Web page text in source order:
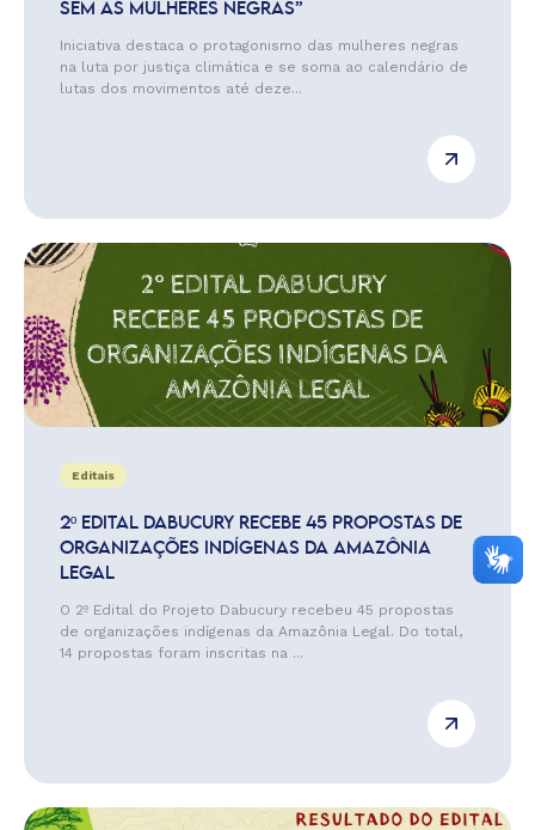
SEM AS MULHERES NEGRAS”
Iniciativa destaca o protagonismo das mulheres negras
na luta por justiça climática e se soma ao calendário de
lutas dos movimentos até deze...
Editais
2º EDITAL DABUCURY RECEBE 45 PROPOSTAS DE
ORGANIZAÇÕES INDÍGENAS DA AMAZÔNIA
LEGAL
O 2º Edital do Projeto Dabucury recebeu 45 propostas
de organizações indígenas da Amazônia Legal. Do total,
14 propostas foram inscritas na ...